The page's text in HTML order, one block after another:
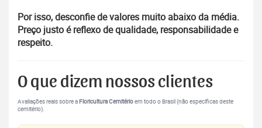
Por isso, desconfie de valores muito abaixo da média.
Preço justo é reflexo de qualidade, responsabilidade e
respeito.
O que dizem nossos clientes
Avaliações reais sobre a Floricultura Cemitérioem todo o Brasil (não específicas deste
cemitério).